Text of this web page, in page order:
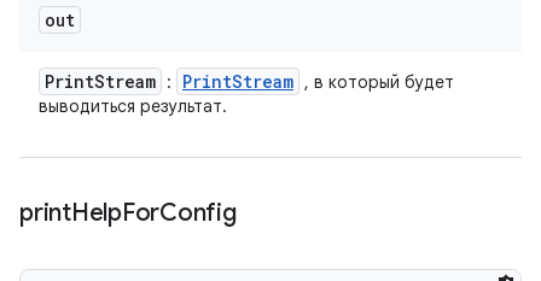
out
PrintStream : PrintStream , в который будет
выводиться результат.
printHelpForConfig